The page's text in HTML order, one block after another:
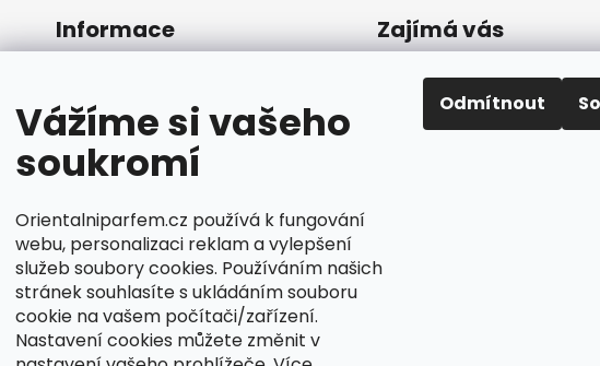
Vážíme si vašeho
soukromí
Orientalniparfem.cz používá k fungování
webu, personalizaci reklam a vylepšení
služeb soubory cookies. Používáním našich
stránek souhlasíte s ukládáním souboru
cookie na vašem počítači/zařízení.
Nastavení cookies můžete změnit v
Odmítnout
Informace
Naše prodejna
Doprava a platba
Reklamace a vrácení
Obchodní podmínky
údajů
Zajímá vás
Časté dotazy
Dárky a výhody
Jak uplatnit slevový
Parfémový slovníček